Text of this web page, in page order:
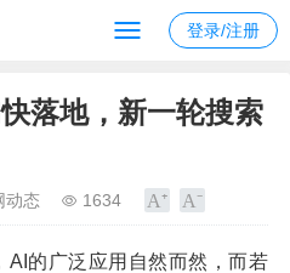
登录/注册
落地，新一轮搜索
动态 1634
的广泛应用自然而然，而若